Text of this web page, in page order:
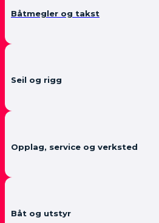
Båtmegler og takst
Seil og rigg
Opplag, service og verksted
Båt og utstyr